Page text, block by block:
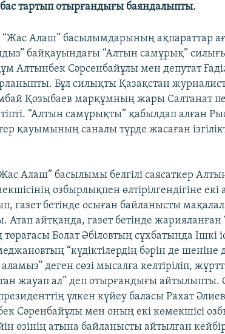
тартып отырғандығы баяндалыпты.
“Жас Алаш” басылымдарының ақпараттар
байқауындағы “Алтын самұрық”
Алтынбек Сәрсенбайұлы мен депутат
Бұл силықты Қазақстан
Қозыбаев марқұмның жары Салтанат
“Алтын самұрықты” қабылдап алған
қауымының саналы түрде жасаған
Алаш” басылымы белгілі саясаткер
озбырлықпен өлтірілгендігіне екі
газет бетінде осыған байланысты
айтқанда, газет бетінде жарияланған
Болат Әбіловтың сұхбатында Ішкі
“күдіктілердің бәрін де шеніне
деген сөзі мысалға келтіріліп,
жауап ал” деп отырғандығы
үлкен күйеу баласы Рахат
Сәренбайұлы мен оның екі көмекшісі
өзінің атына байланысты айтылған